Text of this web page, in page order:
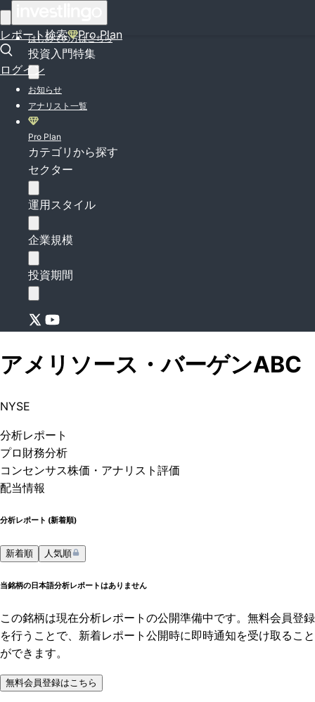
レポート検索 Pro Plan
ログイン
はじめての方はこちら
投資入門特集
お知らせ
アナリスト一覧
Pro Plan
カテゴリから探す
セクター
運用スタイル
企業規模
投資期間
アメリソース・バーゲンABC
NYSE
分析レポート
プロ 財務分析
コンセンサス株価 ・アナリスト評価
配当情報
分析レポート (新着順)
新着順 人気順
当銘柄の日本語分析レポートはありません
この銘柄は現在分析レポートの公開準備中です。無料会員登録
を行うことで、新着レポート公開時に即時通知を受け取ること
ができます。
無料会員登録はこちら